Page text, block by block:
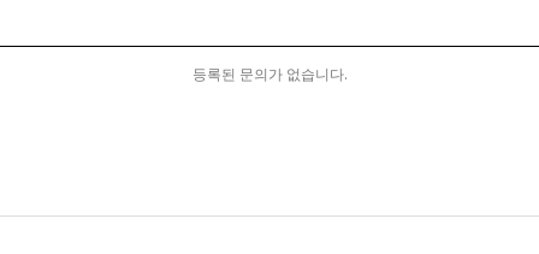
등록된 문의가 없습니다.